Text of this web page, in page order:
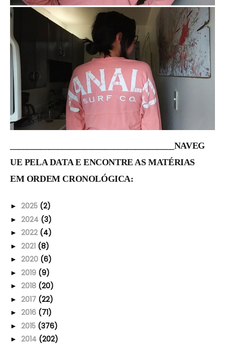
______________________________________NAVEG
UE PELA DATA E ENCONTRE AS MATÉRIAS
EM ORDEM CRONOLÓGICA:
► 2025 (2)
► 2024 (3)
► 2022 (4)
► 2021 (8)
► 2020 (6)
► 2019 (9)
► 2018 (20)
► 2017 (22)
► 2016 (71)
► 2015 (376)
► 2014 (202)